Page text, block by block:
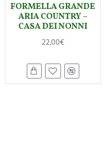
FORMELLA GRANDE
ARIA COUNTRY –
CASA DEI NONNI
22,00€